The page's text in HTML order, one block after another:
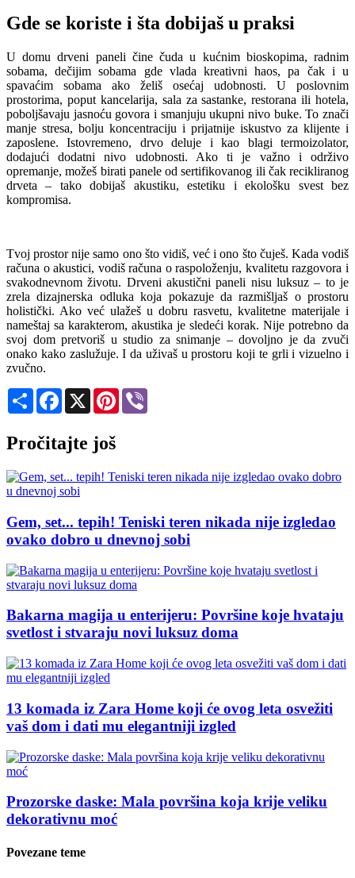
Gde se koriste i šta dobijaš u praksi
U domu drveni paneli čine čuda u kućnim bioskopima, radnim
sobama, dečijim sobama gde vlada kreativni haos, pa čak i u
spavaćim sobama ako želiš osećaj udobnosti. U poslovnim
prostorima, poput kancelarija, sala za sastanke, restorana ili hotela,
poboljšavaju jasnoću govora i smanjuju ukupni nivo buke. To znači
manje stresa, bolju koncentraciju i prijatnije iskustvo za klijente i
zaposlene. Istovremeno, drvo deluje i kao blagi termoizolator,
dodajući dodatni nivo udobnosti. Ako ti je važno i održivo
opremanje, možeš birati panele od sertifikovanog ili čak recikliranog
drveta – tako dobijaš akustiku, estetiku i ekološku svest bez
kompromisa.
Tvoj prostor nije samo ono što vidiš, već i ono što čuješ. Kada vodiš
računa o akustici, vodiš računa o raspoloženju, kvalitetu razgovora i
svakodnevnom životu. Drveni akustični paneli nisu luksuz – to je
zrela dizajnerska odluka koja pokazuje da razmišljaš o prostoru
holistički. Ako već ulažeš u dobru rasvetu, kvalitetne materijale i
nameštaj sa karakterom, akustika je sledeći korak. Nije potrebno da
svoj dom pretvoriš u studio za snimanje – dovoljno je da zvuči
onako kako zaslužuje. I da uživaš u prostoru koji te grli i vizuelno i
zvučno.
Share Facebook
X Pinterest
Pročitajte još
Gem, set... tepih! Teniski teren nikada nije izgledao
ovako dobro u dnevnoj sobi
Bakarna magija u enterijeru: Površine koje hvataju
svetlost i stvaraju novi luksuz doma
13 komada iz Zara Home koji će ovog leta osvežiti
vaš dom i dati mu elegantniji izgled
Prozorske daske: Mala površina koja krije veliku
dekorativnu moć
Povezane teme